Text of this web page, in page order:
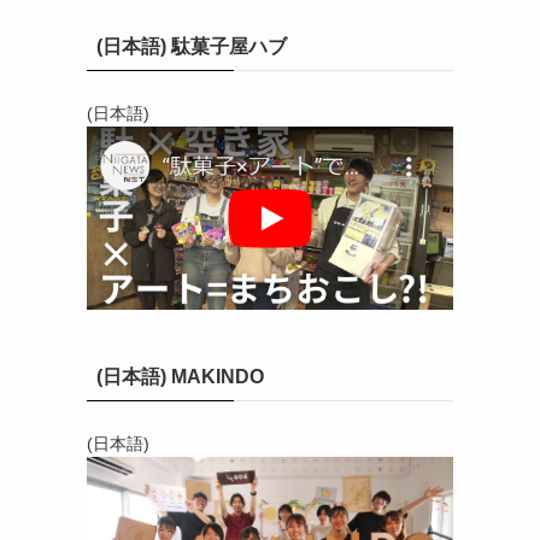
(日本語) 駄菓子屋ハブ
(日本語)
(日本語) MAKINDO
(日本語)